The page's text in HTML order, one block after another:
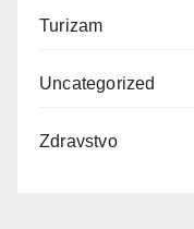
Turizam
Uncategorized
Zdravstvo